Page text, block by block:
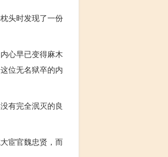
头时发现了一份
心早已变得麻木
位无名狱卒的内
有完全泯灭的良
宦官魏忠贤，而